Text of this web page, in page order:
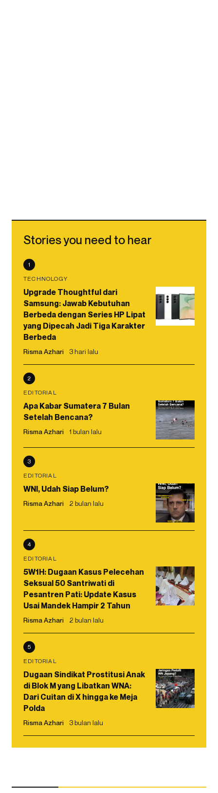
Stories you need to hear
1
TECHNOLOGY
Upgrade Thoughtful dari
Samsung: Jawab Kebutuhan
Berbeda dengan Series HP Lipat
yang Dipecah Jadi Tiga Karakter
Berbeda
Risma Azhari 3 hari lalu
2
EDITORIAL
Apa Kabar Sumatera 7 Bulan
Setelah Bencana?
Risma Azhari 1 bulan lalu
3
EDITORIAL
WNI, Udah Siap Belum?
Risma Azhari 2 bulan lalu
4
EDITORIAL
5W1H: Dugaan Kasus Pelecehan
Seksual 50 Santriwati di
Pesantren Pati: Update Kasus
Usai Mandek Hampir 2 Tahun
Risma Azhari 2 bulan lalu
5
EDITORIAL
Dugaan Sindikat Prostitusi Anak
di Blok M yang Libatkan WNA:
Dari Cuitan di X hingga ke Meja
Polda
Risma Azhari 3 bulan lalu